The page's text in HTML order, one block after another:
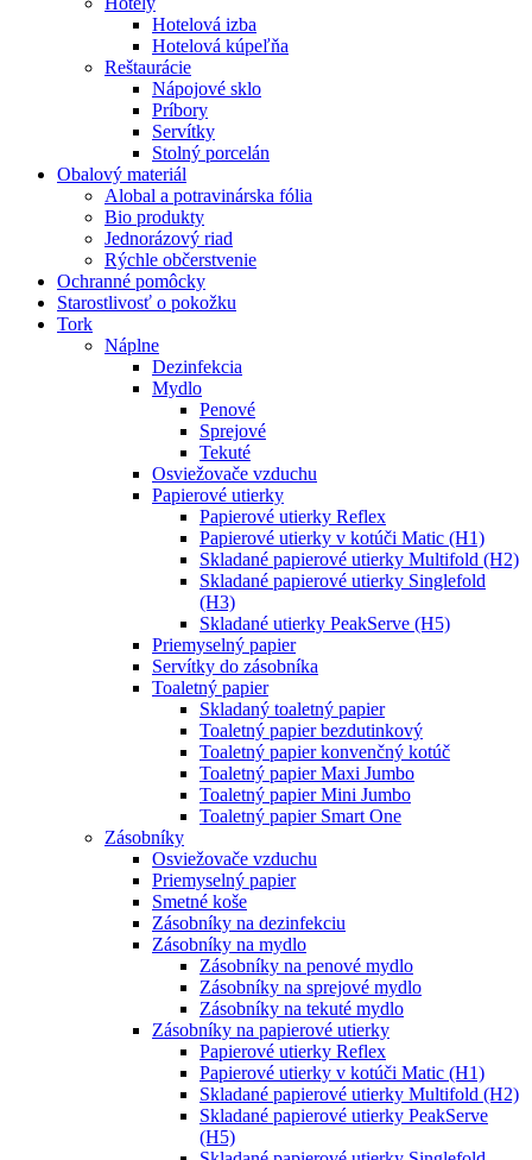
Hotelová izba
Hotelová kúpeľňa
Reštaurácie
Nápojové sklo
Príbory
Servítky
Stolný porcelán
Obalový materiál
Alobal a potravinárska fólia
Bio produkty
Jednorázový riad
Rýchle občerstvenie
Ochranné pomôcky
Starostlivosť o pokožku
Tork
Náplne
Dezinfekcia
Mydlo
Penové
Sprejové
Tekuté
Osviežovače vzduchu
Papierové utierky
Papierové utierky Reflex
Papierové utierky v kotúči Matic (H1)
Skladané papierové utierky Multifold (H2)
Skladané papierové utierky Singlefold
(H3)
Skladané utierky PeakServe (H5)
Priemyselný papier
Servítky do zásobníka
Toaletný papier
Skladaný toaletný papier
Toaletný papier bezdutinkový
Toaletný papier konvenčný kotúč
Toaletný papier Maxi Jumbo
Toaletný papier Mini Jumbo
Toaletný papier Smart One
Zásobníky
Osviežovače vzduchu
Priemyselný papier
Smetné koše
Zásobníky na dezinfekciu
Zásobníky na mydlo
Zásobníky na penové mydlo
Zásobníky na sprejové mydlo
Zásobníky na tekuté mydlo
Zásobníky na papierové utierky
Papierové utierky Reflex
Papierové utierky v kotúči Matic (H1)
Skladané papierové utierky Multifold (H2)
Skladané papierové utierky PeakServe
(H5)